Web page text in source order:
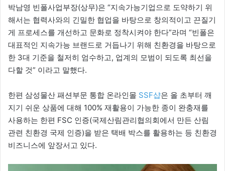
박남영 빈폴사업부장(상무)은 “지속가능기업으로 도약하기 위
해서는 협력사와의 긴밀한 협업을 바탕으로 창의적이고 끈질기
게 프로세스를 개선하고 문화로 정착시켜야 한다”라며 “빈폴은
대표적인 지속가능 브랜드로 거듭나기 위해 친환경을 바탕으로
한 3대 기준을 철저히 엄수하고, 업계의 모범이 되도록 최선을
다할 것” 이라고 말했다.
한편 삼성물산 패션부문 통합 온라인몰 SSF샵은 올 초부터 깨
지기 쉬운 상품에 대해 100% 재활용이 가능한 종이 완충재를
사용하는 한편 FSC 인증(국제산림관리협의회에서 만든 산림
관련 친환경 국제 인증)을 받은 택배 박스를 활용하는 등 친환경
비즈니스에 앞장서고 있다.